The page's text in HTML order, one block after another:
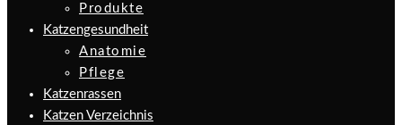
Produkte
Katzengesundheit
Anatomie
Pflege
Katzenrassen
Katzen Verzeichnis